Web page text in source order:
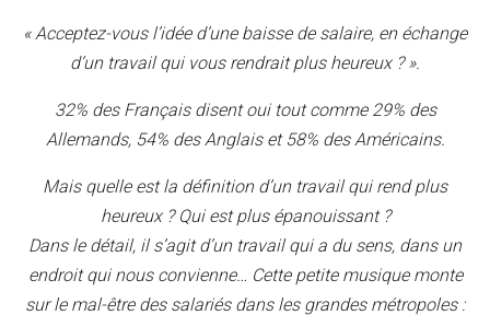
« Acceptez-vous l’idée d’une baisse de salaire, en échange
d’un travail qui vous rendrait plus heureux ? ».
32% des Français disent oui tout comme 29% des
Allemands, 54% des Anglais et 58% des Américains.
Mais quelle est la définition d’un travail qui rend plus
heureux ? Qui est plus épanouissant ?
Dans le détail, il s’agit d’un travail qui a du sens, dans un
endroit qui nous convienne… Cette petite musique monte
sur le mal-être des salariés dans les grandes métropoles :